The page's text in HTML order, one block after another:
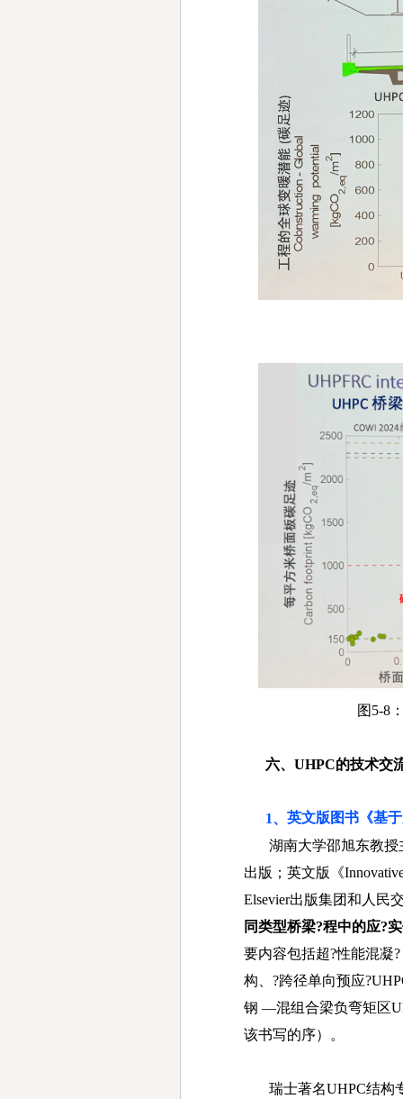
图5-8
六、 UHPC的技术交
1、 英文版图书《基
湖南大学邵旭东教
出版；英文版《
Elsevier出版集团和人民
同类型桥梁?程中的应?
要内容包括超?性能混凝
构、?跨径单向预应?
钢 —混组合梁负弯矩区
该书写的序）。
瑞士著名UHPC结构